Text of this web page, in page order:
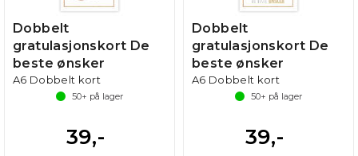
Dobbelt
gratulasjonskort De
beste ønsker
A6 Dobbelt kort
50+ på lager
39,-
Dobbelt
gratulasjonskort De
beste ønsker
A6 Dobbelt kort
50+ på lager
39,-